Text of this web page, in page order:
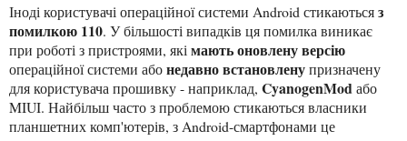
Іноді користувачі операційної системи Android стикаютьсяз
помилкою 110. У більшості випадків ця помилка виникає
при роботі з пристроями, якімають оновлену версію
операційної системи абонедавно встановленупризначену
для користувача прошивку - наприклад, CyanogenModабо
MIUI. Найбільш часто з проблемою стикаються власники
планшетних комп'ютерів, з Android-смартфонами це